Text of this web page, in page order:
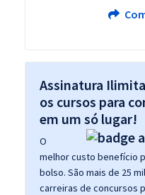
Assinatura
os cursos para
em um só lugar!
O
melhor custo benefício
bolso. São mais de 25
carreiras de concursos